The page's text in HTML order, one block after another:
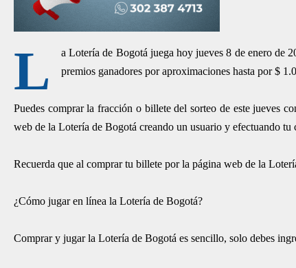
L
a Lotería de Bogotá juega hoy jueves 8 de enero de
premios ganadores por aproximaciones hasta por $
Puedes comprar la fracción o billete del sorteo de este jueves
web de la Lotería de Bogotá creando un usuario y efectuando
Recuerda que al comprar tu billete por la página web de la
¿Cómo jugar en línea la Lotería de Bogotá?
Comprar y jugar la Lotería de Bogotá es sencillo, solo debes